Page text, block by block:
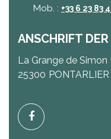
Mob. : +33 6 23 83
ANSCHRIFT
La Grange de Simon
25300 PONTARLIER